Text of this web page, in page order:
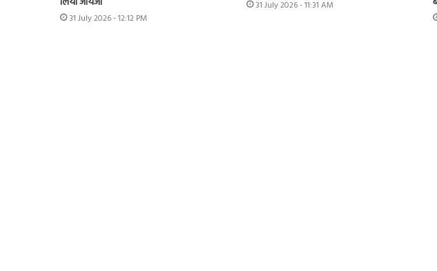
31 July 2026 - 12:12 PM
31 July 2026 - 11:31 AM